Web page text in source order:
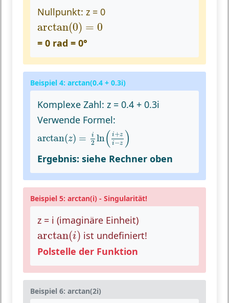
Nullpunkt: z = 0
arctan(0) = 0
arctan(0)
= 0 rad = 0°
Beispiel 4: arctan(0.4 + 0.3i)
Komplexe Zahl: z = 0.4 + 0.3i
Verwende Formel:
arctan(z) = i
2 ln( i+z
i−z )
ln +z i −z
Ergebnis: siehe Rechner oben
Beispiel 5: arctan(i) - Singularität!
z = i (imaginäre Einheit)
arctan(i)
arctan(i) ist undefiniert!
Polstelle der Funktion
Beispiel 6: arctan(2i)